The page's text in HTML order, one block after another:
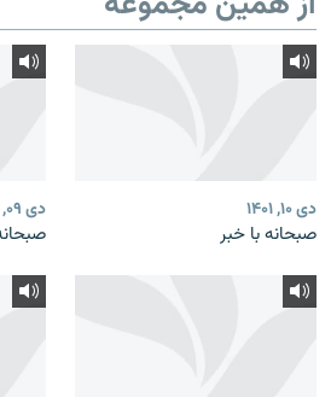
دی ۱۰, ۱۴۰۱
صبحانه با خبر
دی ۰۹, ۱۴۰۱